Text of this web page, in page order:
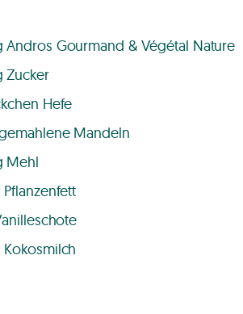
Andros Gourmand & Végétal Nature
Zucker
Hefe
Mandeln
Mehl
Pflanzenfett
Kokosmilch